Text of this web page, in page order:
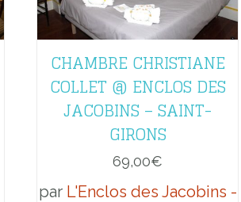
CHAMBRE CHRISTIANE
COLLET @ ENCLOS DES
JACOBINS – SAINT-
GIRONS
69,00€
par L'Enclos des Jacobins -